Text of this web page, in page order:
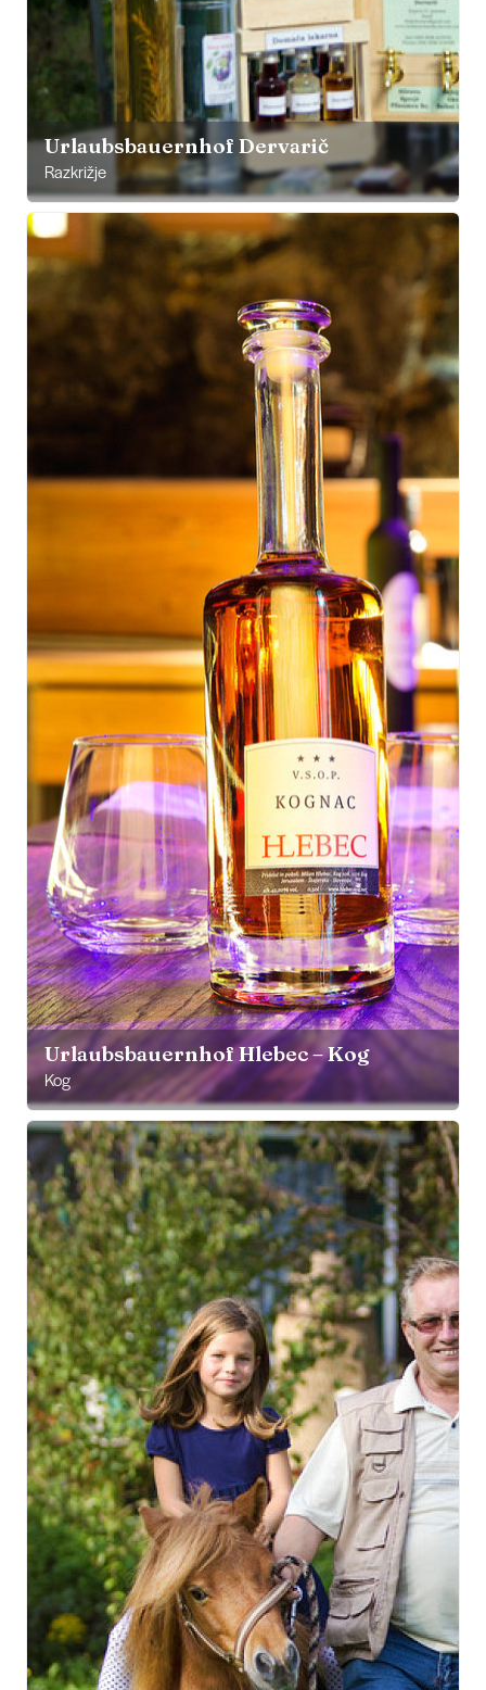
Urlaubsbauernhof Dervarič
Razkrižje
Urlaubsbauernhof Hlebec – Kog
Kog